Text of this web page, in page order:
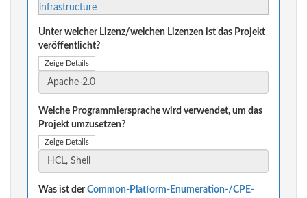
infrastructure
Unter welcher Lizenz/welchen Lizenzen ist das Projekt
veröffentlicht?
Zeige Details
Welche Programmiersprache wird verwendet, um das
Projekt umzusetzen?
Zeige Details
Was ist derCommon-Platform-Enumeration-/CPE-